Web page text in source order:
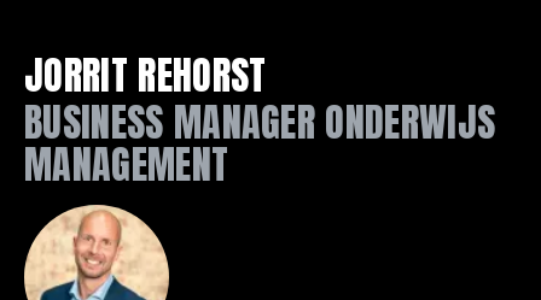
JORRIT REHORST
BUSINESS MANAGER ONDERWIJS
MANAGEMENT